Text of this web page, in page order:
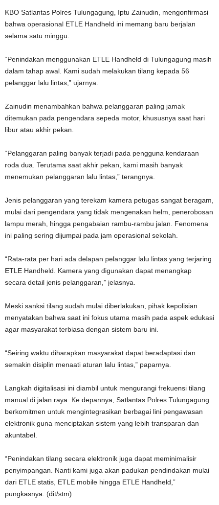
KBO Satlantas Polres Tulungagung, Iptu Zainudin, mengonfirmasi
bahwa operasional ETLE Handheld ini memang baru berjalan
selama satu minggu.
“Penindakan menggunakan ETLE Handheld di Tulungagung masih
dalam tahap awal. Kami sudah melakukan tilang kepada 56
pelanggar lalu lintas,” ujarnya.
Zainudin menambahkan bahwa pelanggaran paling jamak
ditemukan pada pengendara sepeda motor, khususnya saat hari
libur atau akhir pekan.
“Pelanggaran paling banyak terjadi pada pengguna kendaraan
roda dua. Terutama saat akhir pekan, kami masih banyak
menemukan pelanggaran lalu lintas,” terangnya.
Jenis pelanggaran yang terekam kamera petugas sangat beragam,
mulai dari pengendara yang tidak mengenakan helm, penerobosan
lampu merah, hingga pengabaian rambu-rambu jalan. Fenomena
ini paling sering dijumpai pada jam operasional sekolah.
“Rata-rata per hari ada delapan pelanggar lalu lintas yang terjaring
ETLE Handheld. Kamera yang digunakan dapat menangkap
secara detail jenis pelanggaran,” jelasnya.
Meski sanksi tilang sudah mulai diberlakukan, pihak kepolisian
menyatakan bahwa saat ini fokus utama masih pada aspek edukasi
agar masyarakat terbiasa dengan sistem baru ini.
“Seiring waktu diharapkan masyarakat dapat beradaptasi dan
semakin disiplin menaati aturan lalu lintas,” paparnya.
Langkah digitalisasi ini diambil untuk mengurangi frekuensi tilang
manual di jalan raya. Ke depannya, Satlantas Polres Tulungagung
berkomitmen untuk mengintegrasikan berbagai lini pengawasan
elektronik guna menciptakan sistem yang lebih transparan dan
akuntabel.
“Penindakan tilang secara elektronik juga dapat meminimalisir
penyimpangan. Nanti kami juga akan padukan pendindakan mulai
dari ETLE statis, ETLE mobile hingga ETLE Handheld,”
pungkasnya. (dit/stm)